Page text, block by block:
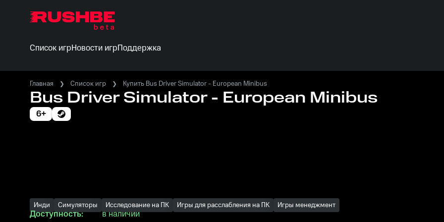
Список игрНовости игрПоддержка
Главная Список игр Купить Bus Driver Simulator - European Minibus
Bus Driver Simulator - European Minibus
6+
Инди Симуляторы Исследование на ПК Игры для расслабления на ПК Игры менеджмент
Доступность:
в наличии